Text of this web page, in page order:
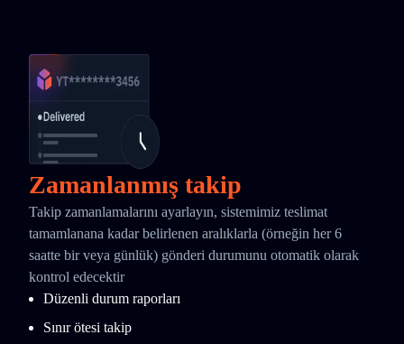
Zamanlanmış takip
Takip zamanlamalarını ayarlayın, sistemimiz teslimat
tamamlanana kadar belirlenen aralıklarla (örneğin her 6
saatte bir veya günlük) gönderi durumunu otomatik olarak
kontrol edecektir
Düzenli durum raporları
Sınır ötesi takip